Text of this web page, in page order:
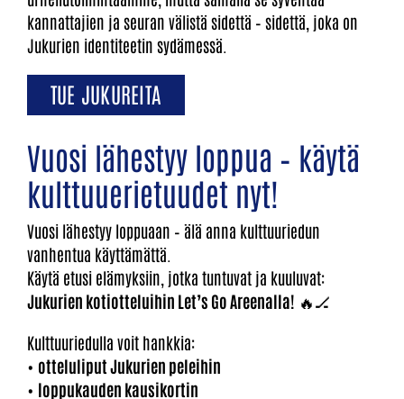
kannattajien ja seuran välistä sidettä – sidettä, joka on
Jukurien identiteetin sydämessä.
TUE JUKUREITA
Vuosi lähestyy loppua – käytä
kulttuuerietuudet nyt!
Vuosi lähestyy loppuaan – älä anna kulttuuriedun
vanhentua käyttämättä.
Käytä etusi elämyksiin, jotka tuntuvat ja kuuluvat:
Jukurien kotiotteluihin Let’s Go Areenalla! 🔥🏒
Kulttuuriedulla voit hankkia:
• otteluliput Jukurien peleihin
• loppukauden kausikortin